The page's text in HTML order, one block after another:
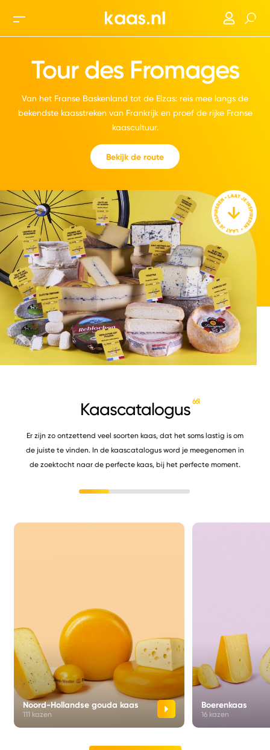
Tour des Fromages
Van het Franse Baskenland tot de Elzas: reis mee langs de
bekendste kaasstreken van Frankrijk en proef de rijke Franse
kaascultuur.
Bekijk de route
Kaascatalogus 661
Er zijn zo ontzettend veel soorten kaas, dat het soms lastig is om
de juiste te vinden. In de kaascatalogus word je meegenomen in
de zoektocht naar de perfecte kaas, bij het perfecte moment.
Noord-Hollandse gouda kaas
111 kazen
Boerenkaas
16 kazen